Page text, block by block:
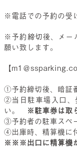
※電話での予約の受
※予約締切後、メー
願い致します。
【m1＠
①予約締切後、暗証
②当日駐車場入口、
い。 ※駐車券は取
③予約者の駐車スペ
④出庫時、精算機に
※※※出口に精算機